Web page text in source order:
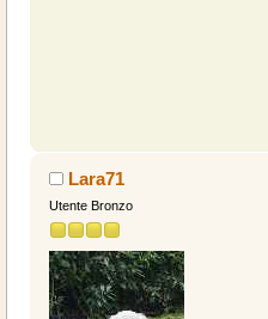
Lara71
Utente Bronzo